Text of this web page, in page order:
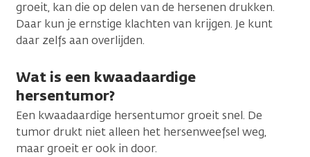
groeit, kan die op delen van de hersenen drukken.
Daar kun je ernstige klachten van krijgen. Je kunt
daar zelfs aan overlijden.
Wat is een kwaadaardige
hersentumor?
Een kwaadaardige hersentumor groeit snel. De
tumor drukt niet alleen het hersenweefsel weg,
maar groeit er ook in door.